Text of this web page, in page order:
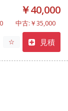
￥40,000
中古:￥35,000
☆ 見積